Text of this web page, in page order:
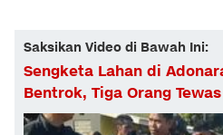
Saksikan Video di Bawah Ini:
Sengketa Lahan di
Bentrok, Tiga Orang Tewas